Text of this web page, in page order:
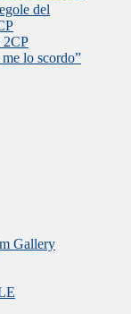
del
2CP
lo scordo”
Gallery